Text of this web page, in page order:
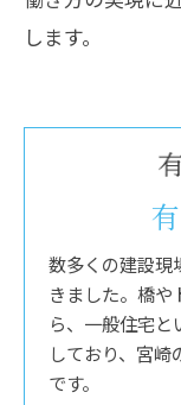
します。
数多くの建設現
きました。橋
ら、一般住宅
しており、宮
です。